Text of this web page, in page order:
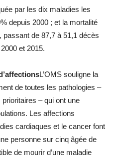
par les dix maladies les
depuis 2000 ; et la mortalité
passant de 87,7 à 51,1 décès
et 2015.
L’OMS souligne la
de toutes les pathologies –
– qui ont une
Les affections
cardiaques et le cancer font
personne sur cinq âgée de
de mourir d’une maladie